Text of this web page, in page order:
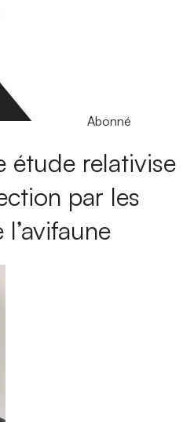
Abonné
étude relativise
par les